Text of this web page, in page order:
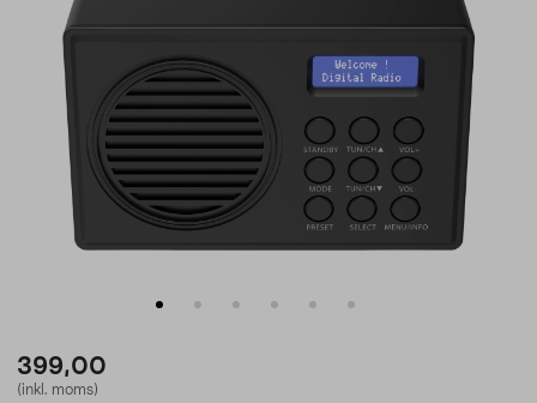
399,00
(inkl. moms)